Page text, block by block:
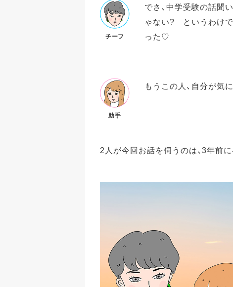
チーフ
でさ、中学受験の話聞
ゃない? というわけ
った♡
助手
もうこの人、自分が気
2人が今回お話を伺うのは、3年前